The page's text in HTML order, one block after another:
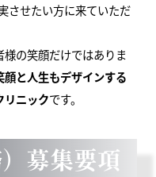
させたい方に来ていただ
の笑顔だけではありま
と人生もデザインする
リニックです。
募集要項